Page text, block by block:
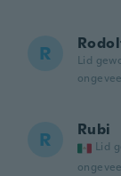
R Lid
R Rubi
Lid